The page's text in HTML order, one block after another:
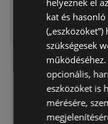
kat és
szükségesek
opcionális,
eszközöket is
mérésére,